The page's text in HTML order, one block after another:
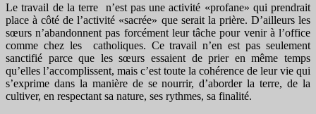
Le travail de la terre n’est pas une activité «profane» qui prendrait
place à côté de l’activité «sacrée» que serait la prière. D’ailleurs les
sœurs n’abandonnent pas forcément leur tâche pour venir à l’office
comme chez les catholiques. Ce travail n’en est pas seulement
sanctifié parce que les sœurs essaient de prier en même temps
qu’elles l’accomplissent, mais c’est toute la cohérence de leur vie qui
s’exprime dans la manière de se nourrir, d’aborder la terre, de la
cultiver, en respectant sa nature, ses rythmes, sa finalité.